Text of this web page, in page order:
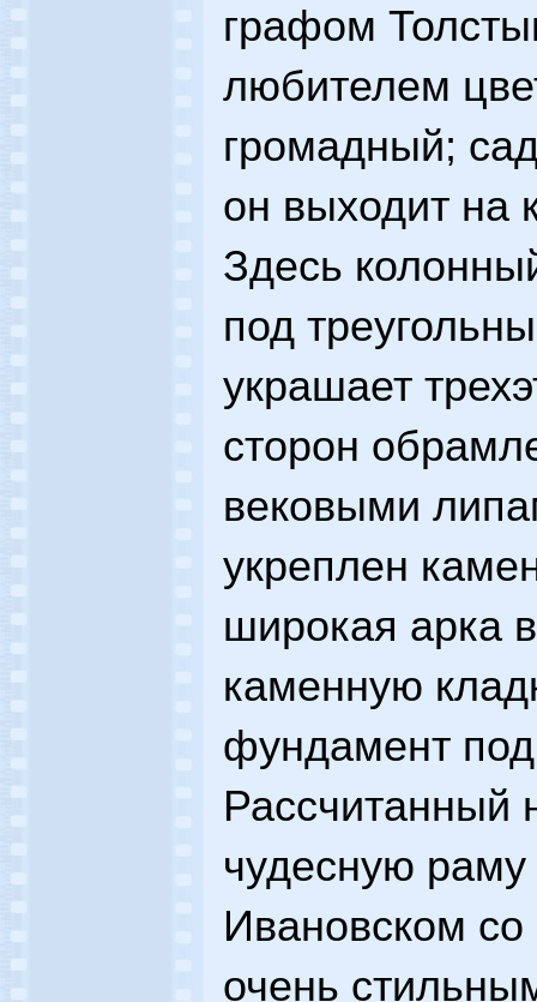
графом
любителем
громадный;
он выходит на
Здесь
под
украшает
сторон
вековыми
укреплен
широкая арка
каменную
фундамент
Рассчитанный
чудесную
Ивановском
очень